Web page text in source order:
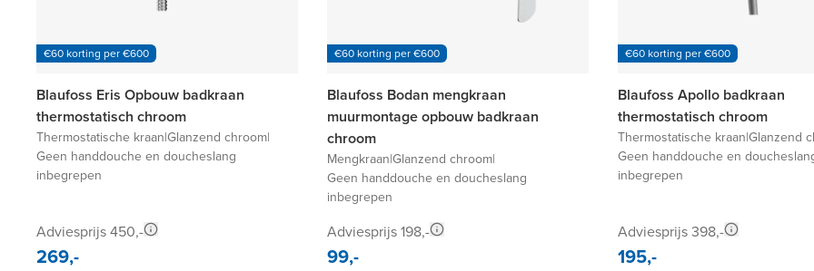
€60 korting per €600
Blaufoss Eris Opbouw badkraan
thermostatisch chroom
Thermostatische kraan|Glanzend chroom|
Geen handdouche en doucheslang
inbegrepen
Adviesprijs 450,-
269,-
€60 korting per €600
Blaufoss Bodan mengkraan
muurmontage opbouw badkraan
chroom
Mengkraan|Glanzend chroom|
Geen handdouche en doucheslang
inbegrepen
Adviesprijs 198,-
99,-
€60 korting per €600
Blaufoss Apollo badkraan
thermostatisch chroom
Thermostatische kraan|Glanzend
Geen handdouche en
inbegrepen
Adviesprijs 398,-
195,-